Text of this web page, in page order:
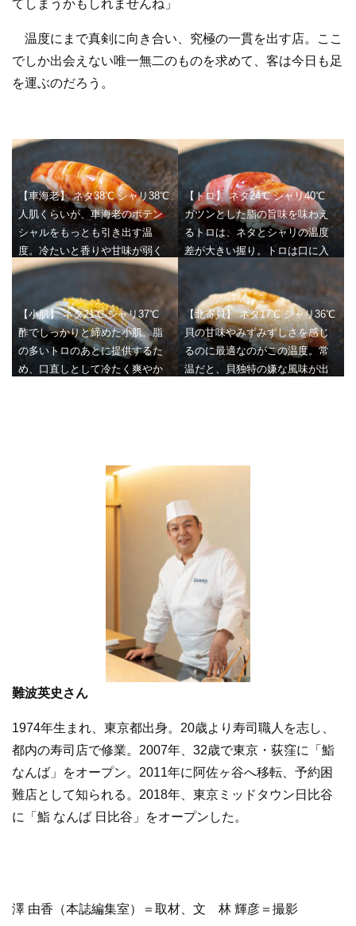
てしまうかもしれませんね」
温度にまで真剣に向き合い、究極の一貫を出す店。ここ
でしか出会えない唯一無二のものを求めて、客は今日も足
を運ぶのだろう。
【車海老】 ネタ38℃ シャリ38℃
人肌くらいが、車海老のポテン
シャルをもっとも引き出す温
度。冷たいと香りや甘味が弱く
なってしまう。シャリも同じ温
度にすることで、車海老の風味
と食感も最大限に活かすことが
できる。
【トロ】 ネタ24℃ シャリ40℃
ガツンとした脂の旨味を味わえ
るトロは、ネタとシャリの温度
差が大きい握り。トロは口に入
なっており、高い温度のシャリ
と合わせることで脂が米によく
絡む。また、酸味をやや強く感
じるシャリの温度は、存在感の
あるトロの脂とのバランスが考
えられている。
【小肌】 ネタ21℃ シャリ37℃
酢でしっかりと締めた小肌。脂
の多いトロのあとに提供するた
め、口直しとして冷たく爽やか
【北寄貝】 ネタ17℃ シャリ36℃
貝の甘味やみずみずしさを感じ
るのに最適なのがこの温度。常
温だと、貝独特の嫌な風味が出
難波英史さん
1974年生まれ、東京都出身。20歳より寿司職人を志し、
都内の寿司店で修業。2007年、32歳で東京・荻窪に「鮨
なんば」をオープン。2011年に阿佐ヶ谷へ移転、予約困
難店として知られる。2018年、東京ミッドタウン日比谷
に「鮨 なんば 日比谷」をオープンした。
澤 由香（本誌編集室）＝取材、文 林 輝彦＝撮影